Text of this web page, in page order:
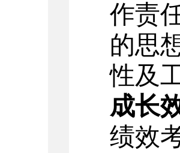
作责
的思
性及
成长
绩效